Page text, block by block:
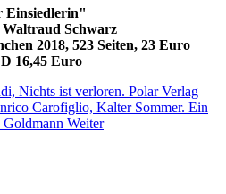
Einsiedlerin"
Waltraud Schwarz
2018, 523 Seiten, 23 Euro
16,45 Euro
Nichts ist verloren. Polar Verlag
Carofiglio, Kalter Sommer. Ein
Weiter